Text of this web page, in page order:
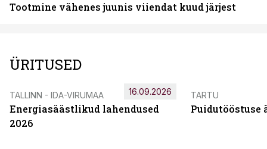
Tootmine vähenes juunis viiendat kuud järjest
ÜRITUSED
TALLINN - IDA-VIRUMAA
Energiasäästlikud lahendused
2026
16.09.2026 TARTU
Puidutööstuse